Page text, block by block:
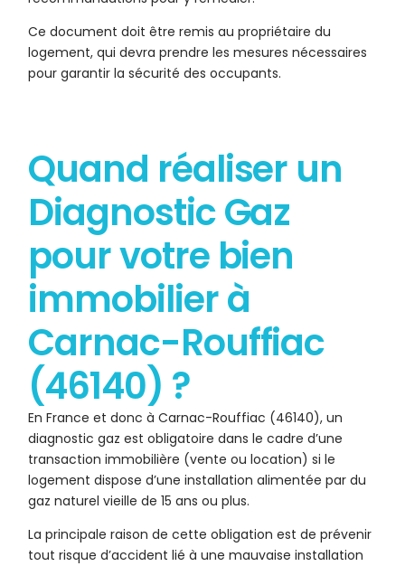
Ce document doit être remis au propriétaire du
logement, qui devra prendre les mesures nécessaires
pour garantir la sécurité des occupants.
Quand réaliser un
Diagnostic Gaz
pour votre bien
immobilier à
Carnac-Rouffiac
(46140) ?
En France et donc à Carnac-Rouffiac (46140), un
diagnostic gaz est obligatoire dans le cadre d’une
transaction immobilière (vente ou location) si le
logement dispose d’une installation alimentée par du
gaz naturel vieille de 15 ans ou plus.
La principale raison de cette obligation est de prévenir
tout risque d’accident lié à une mauvaise installation